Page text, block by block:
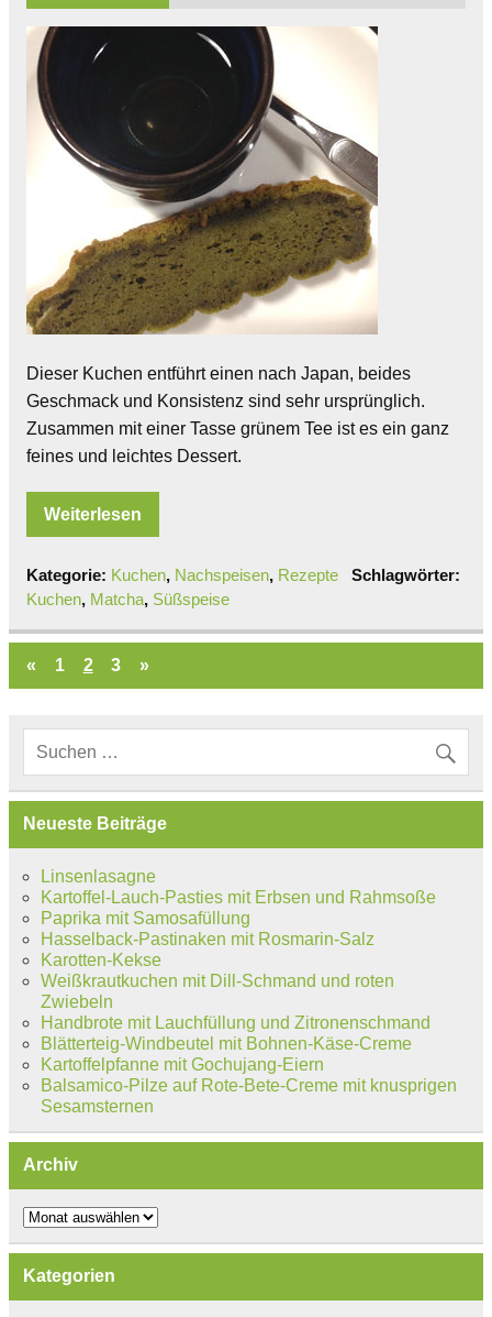
Dieser Kuchen entführt einen nach Japan, beides
Geschmack und Konsistenz sind sehr ursprünglich.
Zusammen mit einer Tasse grünem Tee ist es ein ganz
feines und leichtes Dessert.
Weiterlesen
Kategorie: Kuchen, Nachspeisen, Rezepte
Schlagwörter:
Kuchen, Matcha, Süßspeise
« 1 2 3 »
Neueste Beiträge
Linsenlasagne
Kartoffel-Lauch-Pasties mit Erbsen und Rahmsoße
Paprika mit Samosafüllung
Hasselback-Pastinaken mit Rosmarin-Salz
Karotten-Kekse
Weißkrautkuchen mit Dill-Schmand und roten
Zwiebeln
Handbrote mit Lauchfüllung und Zitronenschmand
Blätterteig-Windbeutel mit Bohnen-Käse-Creme
Kartoffelpfanne mit Gochujang-Eiern
Balsamico-Pilze auf Rote-Bete-Creme mit knusprigen
Sesamsternen
Archiv
Archiv
Kategorien